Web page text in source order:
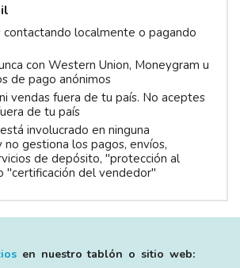
contactando localmente o pagando
con Western Union, Moneygram u
de pago anónimos
vendas fuera de tu país. No aceptes
de tu país
involucrado en ninguna
no gestiona los pagos, envíos,
de depósito, "protección al
"certificación del vendedor"
en nuestro tablón o sitio web: